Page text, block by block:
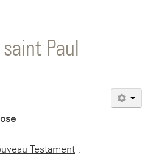
Paul
Testament :